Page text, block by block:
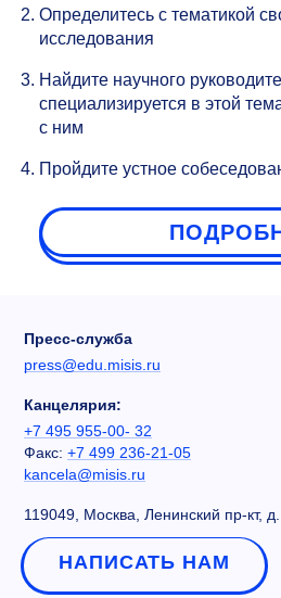
Определитесь с тематикой
исследования
Найдите научного
специализируется в этой
с ним
Пройдите устное
Пресс-служба
press@edu.misis.ru
Канцелярия:
+7 495 955-00- 32
Факс: +7 499 236-21-05
kancela@misis.ru
119049, Москва, Ленинский пр-кт, д.
НАПИСАТЬ НАМ